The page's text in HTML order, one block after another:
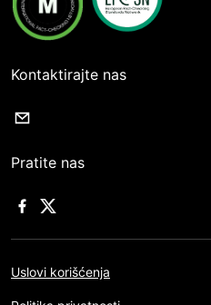
Kontaktirajte nas
Pratite nas
Uslovi korišćenja